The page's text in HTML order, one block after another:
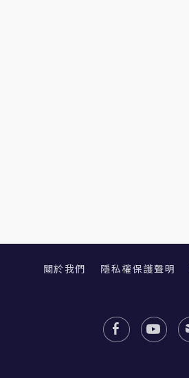
關於我們 隱私權保護聲明